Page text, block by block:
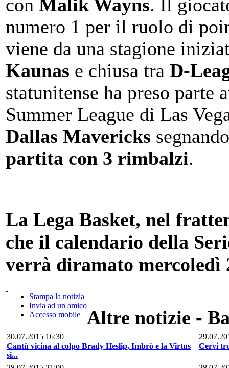
con Malik Wayns. Il
numero 1 per il ruolo di
viene da una stagione
Kaunas e chiusa tra D-
statunitense ha preso parte
Summer League di Las
Dallas Mavericks
partita con 3 rimbalzi.
La Lega Basket, nel
che il calendario della
verrà diramato mercoledì
Stampa la notizia
Invia ad un amico
Accesso mobile
Altre notizie -
30.07.2015 16:30
Cantù vicina al colpo Brady Heslip, Imbrò e la Virtus
si...
Cervi